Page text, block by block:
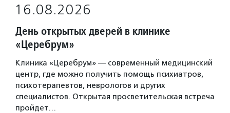
16.08.2026
День открытых дверей в клинике
«Церебрум»
Клиника «Церебрум» — современный медицинский
центр, где можно получить помощь психиатров,
психотерапевтов, неврологов и других
специалистов. Открытая просветительская встреча
пройдет…